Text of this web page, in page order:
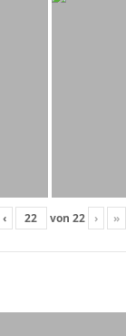
‹ von 22 › »